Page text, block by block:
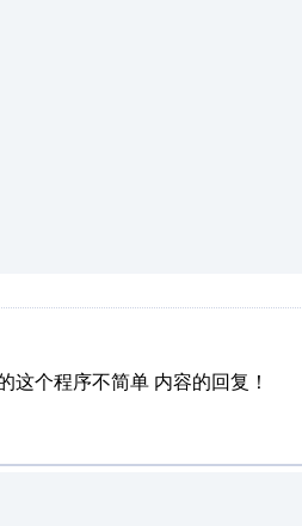
这个程序不简单 内容的回复！